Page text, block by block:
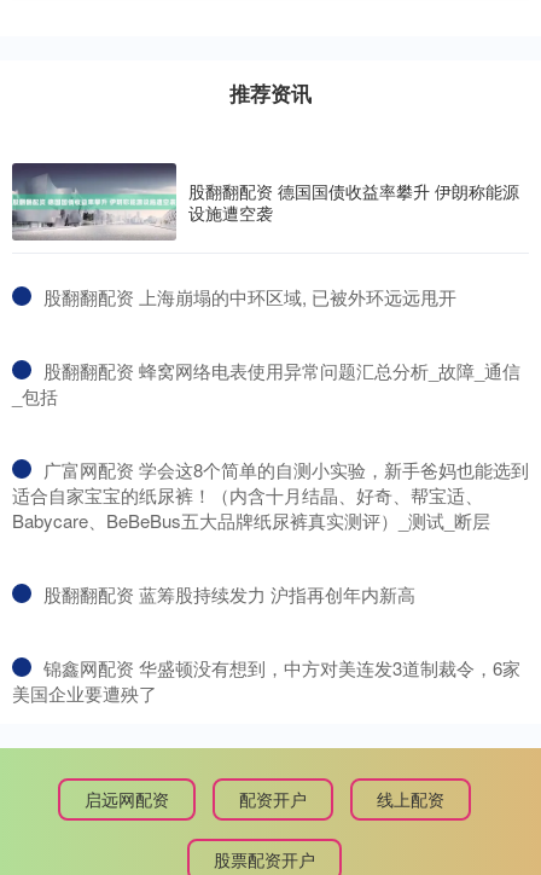
推荐资讯
股翻翻配资 德国国债收益率攀升 伊朗称能源
设施遭空袭
​股翻翻配资 上海崩塌的中环区域, 已被外环远远甩开
​股翻翻配资 蜂窝网络电表使用异常问题汇总分析_故障_通信
_包括
​广富网配资 学会这8个简单的自测小实验，新手爸妈也能选到
适合自家宝宝的纸尿裤！（内含十月结晶、好奇、帮宝适、
Babycare、BeBeBus五大品牌纸尿裤真实测评）_测试_断层
​股翻翻配资 蓝筹股持续发力 沪指再创年内新高
​锦鑫网配资 华盛顿没有想到，中方对美连发3道制裁令，6家
美国企业要遭殃了
启远网配资 配资开户 线上配资
股票配资开户